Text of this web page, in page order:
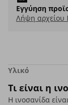
Εγγύηση
Λήψη αρχείου
Υλικό
Τι είναι η
Η ινοσανίδα